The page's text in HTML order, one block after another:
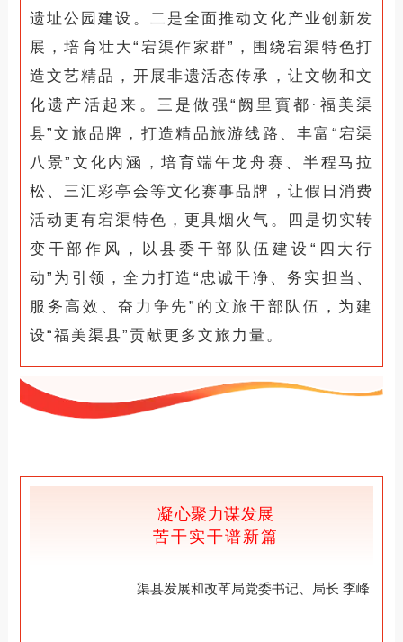
遗址公园建设。二是全面推动文化产业创新发
展，培育壮大“宕渠作家群”，围绕宕渠特色打
造文艺精品，开展非遗活态传承，让文物和文
化遗产活起来。三是做强“阙里賨都·福美渠
县”文旅品牌，打造精品旅游线路、丰富“宕渠
八景”文化内涵，培育端午龙舟赛、半程马拉
松、三汇彩亭会等文化赛事品牌，让假日消费
活动更有宕渠特色，更具烟火气。四是切实转
变干部作风，以县委干部队伍建设“四大行
动”为引领，全力打造“忠诚干净、务实担当、
服务高效、奋力争先”的文旅干部队伍，为建
设“福美渠县”贡献更多文旅力量。
凝心聚力谋发展
苦干实干谱新篇
渠县发展和改革局党委书记、局长 李峰